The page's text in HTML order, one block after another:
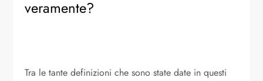
veramente?
Tra le tante definizioni che sono state date in questi